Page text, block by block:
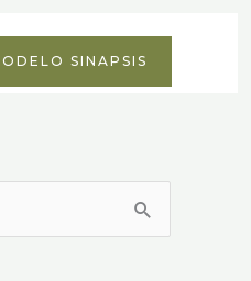
SINAPSIS